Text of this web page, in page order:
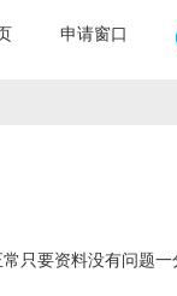
申请窗口
只要资料没有问题